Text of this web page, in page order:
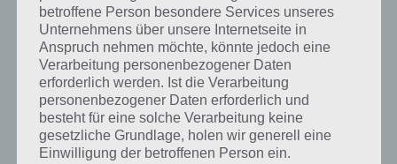
Beginn lediglich folgen. Danach wird es allerdings etwas
komplizierter.
Die komplette Lösung zu Kapitel 1 von The Room 2 haben wir auf
nachfolgender Seite für euch:
Zur Lösung von Kapitel 1 mit Video, Text und Screenshots
betroffene Person besondere Services unseres
Unternehmens über unsere Internetseite in
Anspruch nehmen möchte, könnte jedoch eine
Verarbeitung personenbezogener Daten
erforderlich werden. Ist die Verarbeitung
personenbezogener Daten erforderlich und
besteht für eine solche Verarbeitung keine
gesetzliche Grundlage, holen wir generell eine
Einwilligung der betroffenen Person ein.